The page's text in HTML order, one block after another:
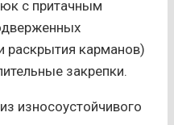
с притачным
раскрытия карманов)
закрепки.
износоустойчивого